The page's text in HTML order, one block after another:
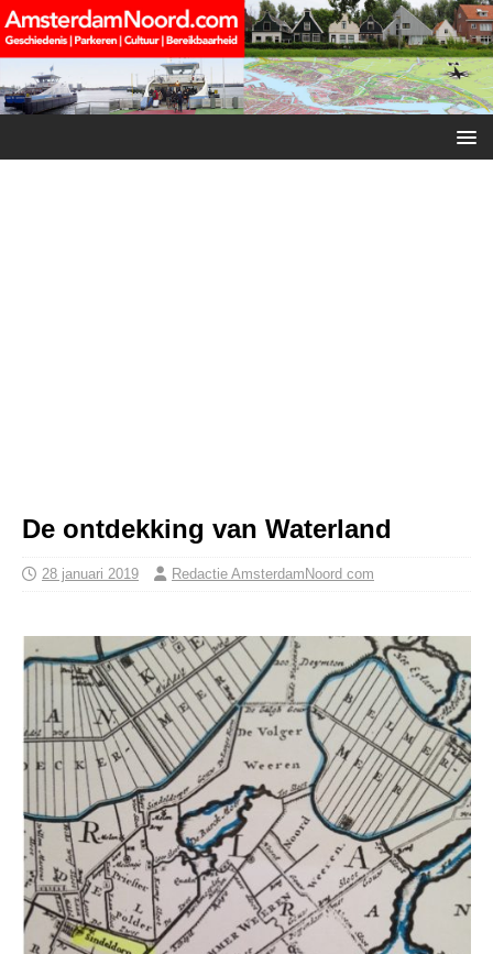
De ontdekking van Waterland
28 januari 2019 Redactie AmsterdamNoord com